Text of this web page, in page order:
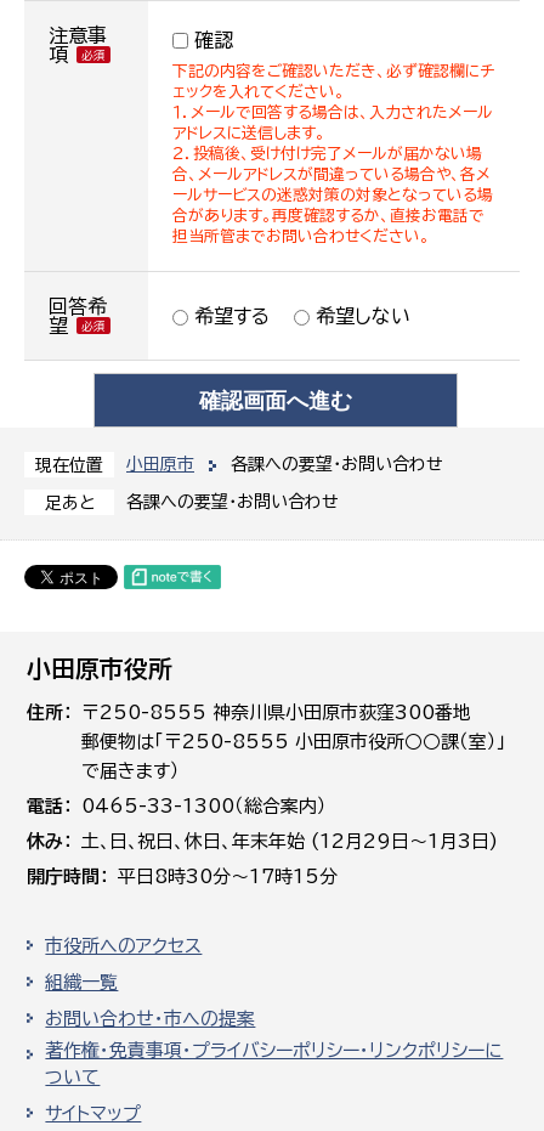
現在位置 小田原市 各課への要望・お問い合わせ
足あと 各課への要望・お問い合わせ
注意事
項
確認
下記の内容をご確認いただき、必ず確認欄にチ
ェックを入れてください。
１．メールで回答する場合は、入力されたメール
アドレスに送信します。
２．投稿後、受け付け完了メールが届かない場
合、メールアドレスが間違っている場合や、各メ
ールサービスの迷惑対策の対象となっている場
合があります。再度確認するか、直接お電話で
担当所管までお問い合わせください。
回答希
望
希望する 希望しない
小田原市役所
住所
〒250-8555 神奈川県小田原市荻窪300番地
郵便物は「〒250-8555 小田原市役所○○課（室）」
で届きます）
電話
0465-33-1300（総合案内）
休み
土､日､祝日、休日、年末年始 (12月29日～1月3日)
開庁時間
平日8時30分～17時15分
市役所へのアクセス
組織一覧
お問い合わせ・市への提案
著作権・免責事項・プライバシーポリシー・リンクポリシーに
ついて
サイトマップ